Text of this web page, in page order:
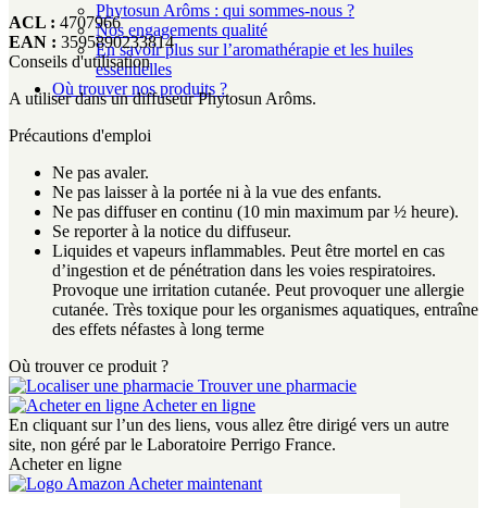
Phytosun Arôms : qui sommes-nous ?
Nos engagements qualité
En savoir plus sur l’aromathérapie et les huiles
essentielles
Où trouver nos produits ?
ACL : 4707966
EAN : 3595890233814
Conseils d'utilisation
A utiliser dans un diffuseur Phytosun Arôms.
Précautions d'emploi
Ne pas avaler.
Ne pas laisser à la portée ni à la vue des enfants.
Ne pas diffuser en continu (10 min maximum par ½ heure).
Se reporter à la notice du diffuseur.
Liquides et vapeurs inflammables. Peut être mortel en cas
d’ingestion et de pénétration dans les voies respiratoires.
Provoque une irritation cutanée. Peut provoquer une allergie
cutanée. Très toxique pour les organismes aquatiques, entraîne
des effets néfastes à long terme
Où trouver ce produit ?
Trouver une pharmacie
Acheter en ligne
En cliquant sur l’un des liens, vous allez être dirigé vers un autre
site, non géré par le Laboratoire Perrigo France.
Acheter en ligne
Acheter maintenant